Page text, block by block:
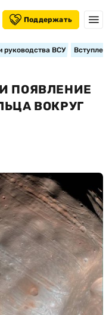
Поддержать
руководства ВСУ
ПОЯВЛЕНИЕ
ВОКРУГ